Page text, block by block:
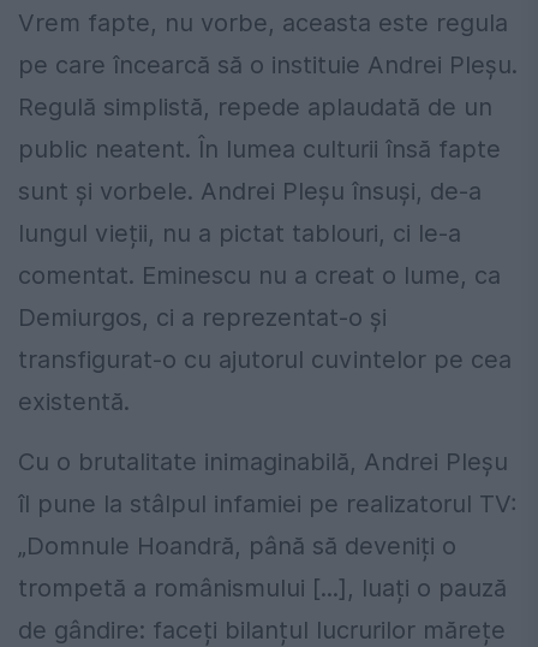
Vrem fapte, nu vorbe, aceasta este regula
pe care încearcă să o instituie Andrei Pleșu.
Regulă simplistă, repede aplaudată de un
public neatent. În lumea culturii însă fapte
sunt și vorbele. Andrei Pleșu însuși, de-a
lungul vieții, nu a pictat tablouri, ci le-a
comentat. Eminescu nu a creat o lume, ca
Demiurgos, ci a reprezentat-o și
transfigurat-o cu ajutorul cuvintelor pe cea
existentă.
Cu o brutalitate inimaginabilă, Andrei Pleșu
îl pune la stâlpul infamiei pe realizatorul TV:
„Domnule Hoandră, până să deveniți o
trompetă a românismului [...], luați o pauză
de gândire: faceți bilanțul lucrurilor mărețe